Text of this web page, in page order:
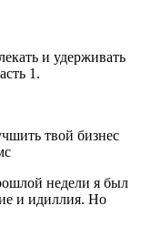
и удерживать
1.
недели я был
и идиллия. Но